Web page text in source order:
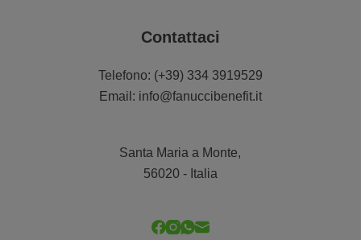
Contattaci
Telefono: (+39) 334 3919529
Email: info@fanuccibenefit.it
Santa Maria a Monte,
56020 - Italia